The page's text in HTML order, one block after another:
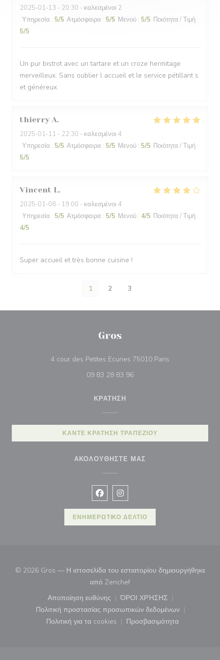
2025-01-13 - 20:30 - καλεσμένοι 2
Υπηρεσία : 5/5 Ατμόσφαιρα : 5/5 Μενού : 5/5 Ποιότητα / Τιμή :
5/5
Un pur bistrot avec un tartare et un croze hermitage
merveilleux. Sans oublier l accueil et le service pétillant s
et généreux.
thierry A
2025-01-11 - 22:30 - καλεσμένοι 4
Υπηρεσία : 5/5 Ατμόσφαιρα : 5/5 Μενού : 5/5 Ποιότητα / Τιμή :
5/5
Vincent L
2025-01-08 - 19:00 - καλεσμένοι 4
Υπηρεσία : 5/5 Ατμόσφαιρα : 5/5 Μενού : 4/5 Ποιότητα / Τιμή :
4/5
Super accueil et très bonne cuisine !
1 2 3
Gros
4 cour des Petites Ecuries 75010 Paris
09 83 28 83 96
ΚΡΆΤΗΣΗ
ΚΆΝΤΕ ΚΡΆΤΗΣΗ ΤΡΑΠΕΖΙΟΎ
ΑΚΟΛΟΥΘΉΣΤΕ ΜΑΣ
Facebook ((ανοίγει σε νέο
Instagram ((ανοίγει σε νέο
ΕΝΗΜΕΡΩΤΙΚΌ ΔΕΛΤΊΟ
© 2026 Gros — Η ιστοσελίδα του εστιατορίου δημιουργήθηκε
από Zenchef((ανοίγει σε νέο παράθυρο))
Αποποίηση ευθύνης
((ανοίγει σε νέο παράθυρο))
ΌΡΟΙ ΧΡΉΣΗΣ
((ανοίγει σε νέο
Πολιτική προστασίας προσωπικών δεδομένων
((ανοίγει σε νέο παράθυρο))
Πολιτική για τα cookies
((ανοίγει σε νέο παράθυρο))
Προσβασιμότητα
((ανοίγει σε νέο